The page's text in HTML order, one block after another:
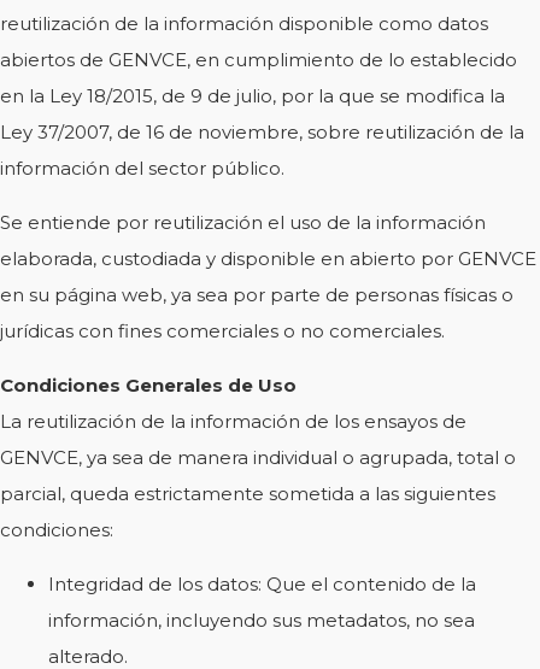
reutilización de la información disponible como datos
abiertos de GENVCE, en cumplimiento de lo establecido
en la Ley 18/2015, de 9 de julio, por la que se modifica la
Ley 37/2007, de 16 de noviembre, sobre reutilización de la
información del sector público.
Se entiende por reutilización el uso de la información
elaborada, custodiada y disponible en abierto por GENVCE
en su página web, ya sea por parte de personas físicas o
jurídicas con fines comerciales o no comerciales.
Condiciones Generales de Uso
La reutilización de la información de los ensayos de
GENVCE, ya sea de manera individual o agrupada, total o
parcial, queda estrictamente sometida a las siguientes
condiciones:
Integridad de los datos: Que el contenido de la
información, incluyendo sus metadatos, no sea
alterado.